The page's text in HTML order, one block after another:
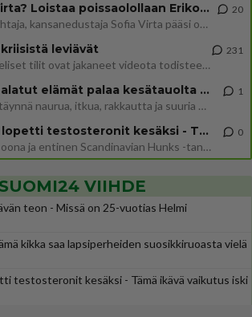
Missä on Sofia Virta? Loistaa poissaolollaan Erikoisjoukot uudelta kaudelta
Vihreiden puheenjohtaja, kansanedustaja Sofia Virta pääsi otsikoihin, kun tieto hänen osallistumisestaan Erikoisjoukot-k
20
leviävät
"Lukuisat suomenkieliset tilit ovat jakaneet videota todisteena siitä, että siirtolaisjoukot aiheuttavat edelleen Ceutas
231
Tänään tv:ssä: Salatut elämät palaa kesätauolta - Tässä hieman juonipaljastuksia
Pihlajakatu 23 B on täynnä naurua, itkua, rakkautta ja suuria salaisuuksia. Suomalaisten yksi pitkäikäisimmistä draamas
1
Esko Eerikäinen lopetti testosteronit kesäksi - Tämä ikävä vaikutus iski heti
Juontaja, mediapersoona ja entinen Scandinavian Hunks -tanssija Esko Eerikäinen on tunnettu avoimuudestaan. Nyt Eerikäi
0
SUOMI24 VIIHDE
teon - Missä on 25-vuotias Helmi
kikka saa lapsiperheiden suosikkiruoasta vielä
testosteronit kesäksi - Tämä ikävä vaikutus iski